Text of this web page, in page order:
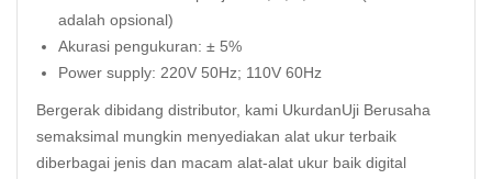
adalah opsional)
Akurasi pengukuran: ± 5%
Power supply: 220V 50Hz; 110V 60Hz
Bergerak dibidang distributor, kami UkurdanUji Berusaha
semaksimal mungkin menyediakan alat ukur terbaik
diberbagai jenis dan macam alat-alat ukur baik digital